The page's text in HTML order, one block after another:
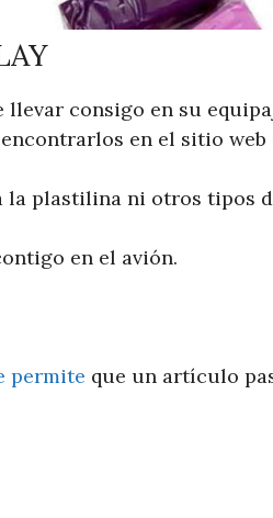
consigo en su
en el sitio web
la plastilina ni otros tipos
en el avión.
permite que un artículo